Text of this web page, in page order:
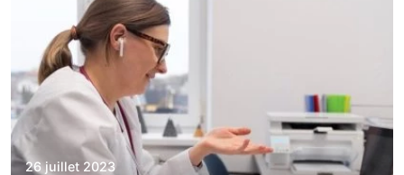
26 juillet 2023